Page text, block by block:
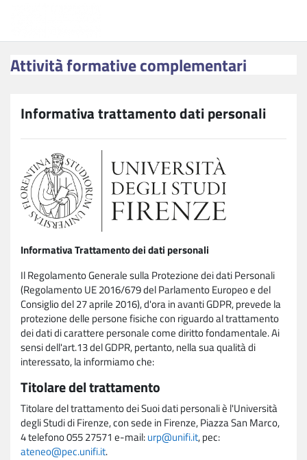
Attività formative complementari
Informativa trattamento dati personali
Informativa Trattamento dei dati personali
Il Regolamento Generale sulla Protezione dei dati Personali
(Regolamento UE 2016/679 del Parlamento Europeo e del
Consiglio del 27 aprile 2016), d'ora in avanti GDPR, prevede la
protezione delle persone fisiche con riguardo al trattamento
dei dati di carattere personale come diritto fondamentale. Ai
sensi dell'art.13 del GDPR, pertanto, nella sua qualità di
interessato, la informiamo che:
Titolare del trattamento
Titolare del trattamento dei Suoi dati personali è l'Università
degli Studi di Firenze, con sede in Firenze, Piazza San Marco,
4 telefono 055 27571 e-mail:urp@unifi.it, pec:
ateneo@pec.unifi.it.